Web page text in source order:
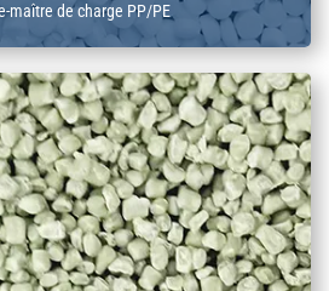
maître de charge PP/PE